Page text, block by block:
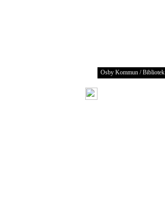
Osby Kommun / Bibliotek